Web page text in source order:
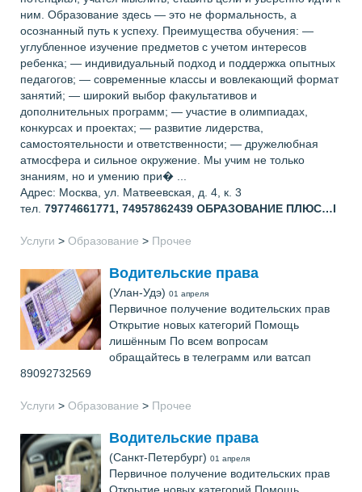
ним. Образование здесь — это не формальность, а
осознанный путь к успеху. Преимущества обучения: —
углубленное изучение предметов с учетом интересов
ребенка; — индивидуальный подход и поддержка опытных
педагогов; — современные классы и вовлекающий формат
занятий; — широкий выбор факультативов и
дополнительных программ; — участие в олимпиадах,
конкурсах и проектах; — развитие лидерства,
самостоятельности и ответственности; — дружелюбная
атмосфера и сильное окружение. Мы учим не только
знаниям, но и умению при� ...
Адрес: Москва, ул. Матвеевская, д. 4, к. 3
тел. 79774661771, 74957862439 ОБРАЗОВАНИЕ ПЛЮС…I
Услуги > Образование > Прочее
Водительские права
(Улан-Удэ) 01 апреля
Первичное получение водительских прав
Открытие новых категорий Помощь
лишённым По всем вопросам
обращайтесь в телеграмм или ватсап
89092732569
Услуги > Образование > Прочее
Водительские права
(Санкт-Петербург) 01 апреля
Первичное получение водительских прав